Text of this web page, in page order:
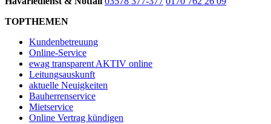
TOPTHEMEN
Kundenbetreuung
Online-Service
ewag transparent AKTIV online
Leitungsauskunft
aktuelle Neuigkeiten
Bauherrenservice
Mietservice
Online Vertrag kündigen